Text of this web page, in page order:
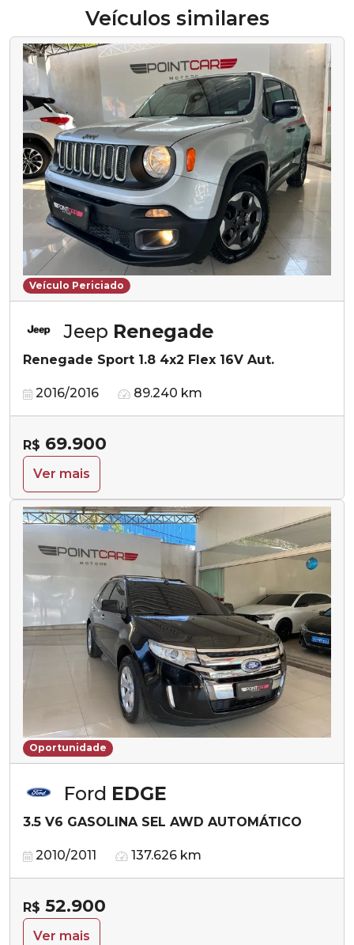
Veículos similares
Veículo Periciado
Jeep Renegade
Renegade Sport 1.8 4x2 Flex 16V Aut.
2016/2016 89.240 km
R$ 69.900
Ver mais
Oportunidade
Ford EDGE
3.5 V6 GASOLINA SEL AWD AUTOMÁTICO
2010/2011 137.626 km
R$ 52.900
Ver mais